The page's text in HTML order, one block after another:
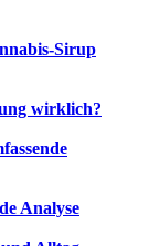
Sirup
wirklich?
Analyse